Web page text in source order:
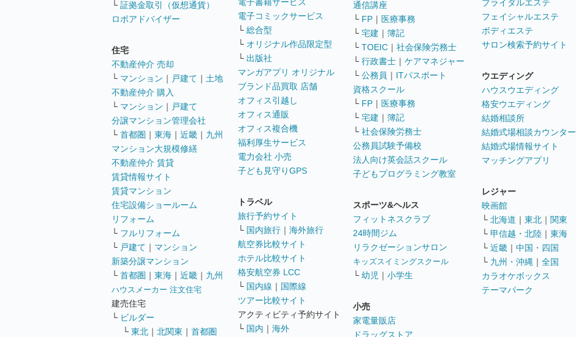
└ 証拠金取引（仮想通貨）
ロボアドバイザー
住宅
不動産仲介 売却
└ マンション ｜ 戸建て ｜ 土地
不動産仲介 購入
└ マンション ｜ 戸建て
分譲マンション管理会社
└ 首都圏 ｜ 東海 ｜ 近畿 ｜ 九州
マンション大規模修繕
不動産仲介 賃貸
賃貸情報サイト
賃貸マンション
住宅設備ショールーム
リフォーム
└ フルリフォーム
└ 戸建て ｜ マンション
新築分譲マンション
└ 首都圏 ｜ 東海 ｜ 近畿 ｜ 九州
ハウスメーカー 注文住宅
建売住宅
└ ビルダー
└ 東北 ｜ 北関東 ｜ 首都圏
電子コミックサービス
└ 総合型
└ オリジナル作品限定型
└ 出版社
マンガアプリ オリジナル
ブランド品買取 店舗
オフィス引越し
オフィス通販
オフィス複合機
福利厚生サービス
電力会社 小売
子ども見守りGPS
トラベル
旅行予約サイト
└ 国内旅行 ｜ 海外旅行
航空券比較サイト
ホテル比較サイト
格安航空券 LCC
└ 国内線 ｜ 国際線
ツアー比較サイト
アクティビティ予約サイト
└ 国内 ｜ 海外
通信講座
└ FP ｜ 医療事務
└ 宅建 ｜ 簿記
└ TOEIC ｜ 社会保険労務士
└ 行政書士 ｜ ケアマネジャー
└ 公務員 ｜ ITパスポート
資格スクール
└ FP ｜ 医療事務
└ 宅建 ｜ 簿記
└ 社会保険労務士
公務員試験予備校
法人向け英会話スクール
子どもプログラミング教室
スポーツ&ヘルス
フィットネスクラブ
24時間ジム
リラクゼーションサロン
キッズスイミングスクール
└ 幼児 ｜ 小学生
小売
家電量販店
ドラッグストア
ブライダルエステ
フェイシャルエステ
ボディエステ
サロン検索予約サイト
ウエディング
ハウスウエディング
格安ウエディング
結婚相談所
結婚式場相談カウンター
結婚式場情報サイト
マッチングアプリ
レジャー
映画館
└ 北海道 ｜ 東北 ｜ 関東
└ 甲信越・北陸 ｜ 東海
└ 近畿 ｜ 中国・四国
└ 九州・沖縄 ｜ 全国
カラオケボックス
テーマパーク